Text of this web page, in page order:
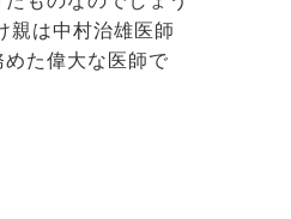
親は中村治雄医師
た偉大な医師で